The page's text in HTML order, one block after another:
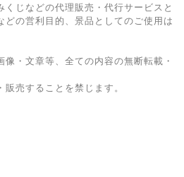
くじなどの代理販売・代行サービスと
どの営利目的、景品としてのご使用は
・文章等、全ての内容の無断転載・
売することを禁じます。